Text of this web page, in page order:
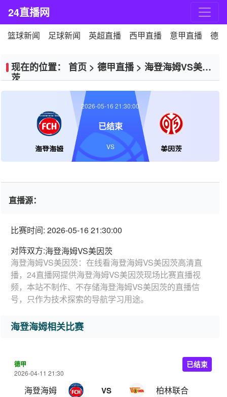
24直播网
篮球新闻 足球新闻 英超直播 西甲直播 意甲直播 德
现在的位置： 首页 > 德甲直播> 海登海姆VS美因
茨
海登海姆 美因茨
2026-05-16 21:30:00
已结束
VS
直播源：
比赛时间: 2026-05-16 21:30:00
对阵双方:海登海姆VS美因茨
海登海姆VS美因茨：在线看海登海姆VS美因茨高清直
播，24直播网提供海登海姆VS美因茨现场比赛直播视
频，本站不制作、不存储海登海姆VS美因茨的直播信
号，只作为技术探索的导航学习用途。
海登海姆相关比赛
德甲
2026-04-11 21:30
海登海姆 VS 柏林联合
已结束